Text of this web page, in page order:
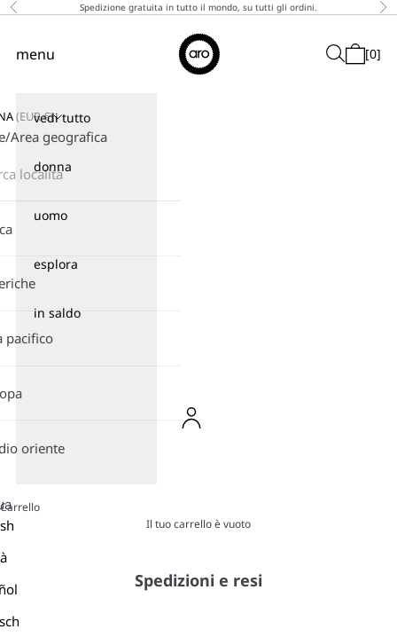
↵Skip to content
↵Skip to menu
↵Skip to footer
↵Open Accessibility Widget
Vai al contenuto
Precedente Spedizione gratuita in tutto il mondo, su tutti gli ordini.
Aro
Menù
menu Cerca
Carrello
[0]
vedi tutto
donna
uomo
esplora
in saldo
(EUR€)
Area geografica
pacifico
oriente
Carrello
Il tuo carrello è vuoto
Spedizioni e resi